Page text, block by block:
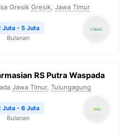
Gresik Gresik, Jawa Timur
Juta - 5 Juta
Bulanan
RS Putra Waspada
Jawa Timur, Tulungagung
Juta - 6 Juta
Bulanan